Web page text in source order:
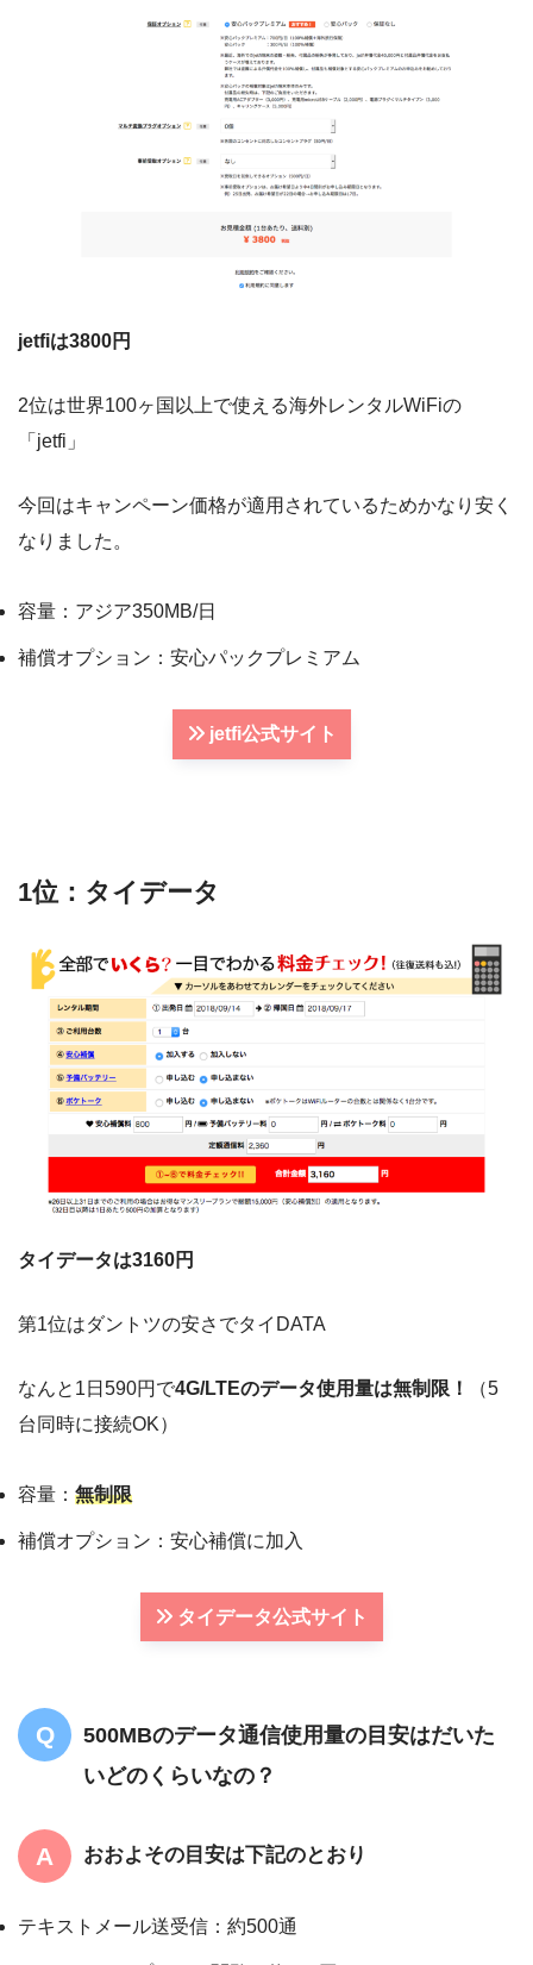
jetfiは3800円
2位は世界100ヶ国以上で使える海外レンタルWiFiの
「jetfi」
今回はキャンペーン価格が適用されているためかなり安く
なりました。
容量：アジア350MB/日
補償オプション：安心パックプレミアム
jetfi公式サイト
1位：タイデータ
タイデータは3160円
第1位はダントツの安さでタイDATA
なんと1日590円で4G/LTEのデータ使用量は無制限！
（5
台同時に接続OK）
容量： 無制限
補償オプション：安心補償に加入
タイデータ公式サイト
500MBのデータ通信使用量の目安はだいた
いどのくらいなの？
おおよその目安は下記のとおり
テキストメール送受信：約500通